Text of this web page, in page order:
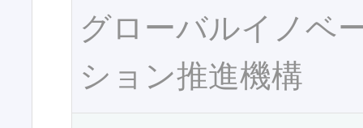
グローバルイノベ
ション推進機構